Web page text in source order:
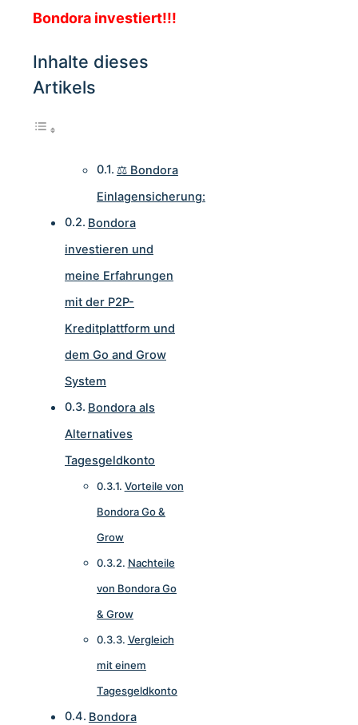
Bondora investiert!!!
Inhalte dieses
Artikels
⚖️ Bondora
Einlagensicherung:
Bondora
investieren und
meine Erfahrungen
mit der P2P-
Kreditplattform und
dem Go and Grow
System
Bondora als
Alternatives
Tagesgeldkonto
Vorteile von
Bondora Go &
Grow
Nachteile
von Bondora Go
& Grow
Vergleich
mit einem
Tagesgeldkonto
Bondora